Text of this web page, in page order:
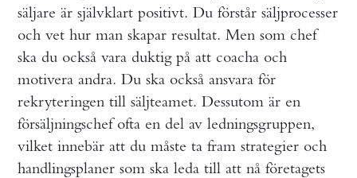
säljare är självklart positivt. Du förstår säljprocesser
och vet hur man skapar resultat. Men som chef
ska du också vara duktig på att coacha och
motivera andra. Du ska också ansvara för
rekryteringen till säljteamet. Dessutom är en
försäljningschef ofta en del av ledningsgruppen,
vilket innebär att du måste ta fram strategier och
handlingsplaner som ska leda till att nå företagets